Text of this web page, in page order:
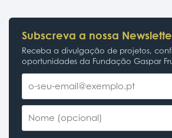
Subscreva a nossa
Receba a divulgação de projetos,
oportunidades da Fundação Gaspar